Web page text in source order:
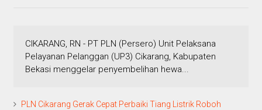
CIKARANG, RN - PT PLN (Persero) Unit Pelaksana
Pelayanan Pelanggan (UP3) Cikarang, Kabupaten
Bekasi menggelar penyembelihan hewa...
PLN Cikarang Gerak Cepat Perbaiki Tiang Listrik Roboh